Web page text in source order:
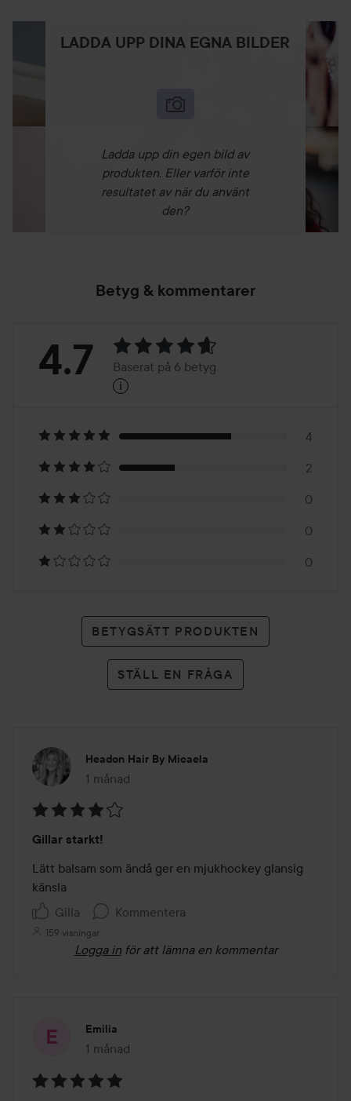
LADDA UPP DINA EGNA BILDER
Ladda upp din egen bild av
produkten. Eller varför inte
resultatet av när du använt
den?
Betyg & kommentarer
Betyg:
Baserat
på
6
betyg
4.7 Baserat på 6 betyg
i
4
2
0
0
0
BETYGSÄTT PRODUKTEN
STÄLL EN FRÅGA
Headon Hair By Micaela
1 månad
Inlägget skapades 1 månad
4
av
5
Gillar starkt!
Lätt balsam som ändå ger en mjukhockey glansig
känsla
Gilla
Kommentera
159 visningar
Logga in för att lämna en kommentar
Emilia
1 månad
Inlägget skapades 1 månad